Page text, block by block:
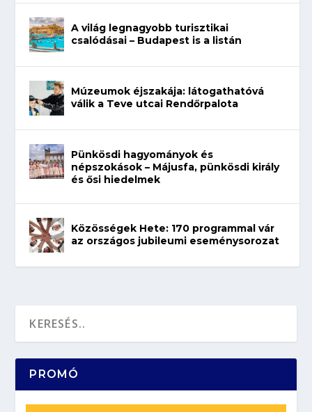
A világ legnagyobb turisztikai
csalódásai – Budapest is a listán
Múzeumok éjszakája: látogathatóvá
válik a Teve utcai Rendőrpalota
Pünkösdi hagyományok és
népszokások – Májusfa, pünkösdi király
és ősi hiedelmek
Közösségek Hete: 170 programmal vár
az országos jubileumi eseménysorozat
PROMÓ